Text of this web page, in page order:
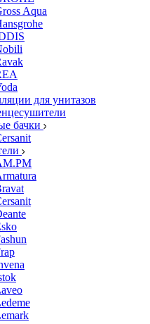
Aqua
для унитазов
бачки